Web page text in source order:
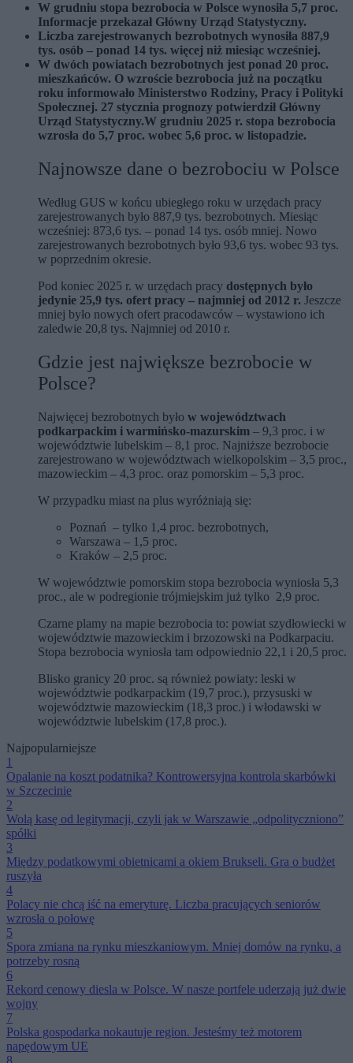
W grudniu stopa bezrobocia w Polsce wynosiła 5,7 proc.
Informacje przekazał Główny Urząd Statystyczny.
Liczba zarejestrowanych bezrobotnych wynosiła 887,9
tys. osób – ponad 14 tys. więcej niż miesiąc wcześniej.
W dwóch powiatach bezrobotnych jest ponad 20 proc.
mieszkańców. O wzroście bezrobocia już na początku
roku informowało Ministerstwo Rodziny, Pracy i Polityki
Społecznej. 27 stycznia prognozy potwierdził Główny
Urząd Statystyczny.W grudniu 2025 r. stopa bezrobocia
wzrosła do 5,7 proc. wobec 5,6 proc. w listopadzie.
Najnowsze dane o bezrobociu w Polsce
Według GUS w końcu ubiegłego roku w urzędach pracy
zarejestrowanych było 887,9 tys. bezrobotnych. Miesiąc
wcześniej: 873,6 tys. – ponad 14 tys. osób mniej. Nowo
zarejestrowanych bezrobotnych było 93,6 tys. wobec 93 tys.
w poprzednim okresie.
Pod koniec 2025 r. w urzędach pracy dostępnych było
jedynie 25,9 tys. ofert pracy – najmniej od 2012 r. Jeszcze
mniej było nowych ofert pracodawców – wystawiono ich
zaledwie 20,8 tys. Najmniej od 2010 r.
Gdzie jest największe bezrobocie w
Polsce?
Najwięcej bezrobotnych było w województwach
podkarpackim i warmińsko-mazurskim – 9,3 proc. i w
województwie lubelskim – 8,1 proc. Najniższe bezrobocie
zarejestrowano w województwach wielkopolskim – 3,5 proc.,
mazowieckim – 4,3 proc. oraz pomorskim – 5,3 proc.
W przypadku miast na plus wyróżniają się:
Poznań – tylko 1,4 proc. bezrobotnych,
Warszawa – 1,5 proc.
Kraków – 2,5 proc.
W województwie pomorskim stopa bezrobocia wyniosła 5,3
proc., ale w podregionie trójmiejskim już tylko 2,9 proc.
Czarne plamy na mapie bezrobocia to: powiat szydłowiecki w
województwie mazowieckim i brzozowski na Podkarpaciu.
Stopa bezrobocia wyniosła tam odpowiednio 22,1 i 20,5 proc.
Blisko granicy 20 proc. są również powiaty: leski w
województwie podkarpackim (19,7 proc.), przysuski w
województwie mazowieckim (18,3 proc.) i włodawski w
województwie lubelskim (17,8 proc.).
Najpopularniejsze
1
Opalanie na koszt podatnika? Kontrowersyjna kontrola skarbówki
w Szczecinie
2
Wolą kasę od legitymacji, czyli jak w Warszawie „odpolityczniono”
spółki
3
Między podatkowymi obietnicami a okiem Brukseli. Gra o budżet
ruszyła
4
Polacy nie chcą iść na emeryturę. Liczba pracujących seniorów
wzrosła o połowę
5
Spora zmiana na rynku mieszkaniowym. Mniej domów na rynku, a
potrzeby rosną
6
Rekord cenowy diesla w Polsce. W nasze portfele uderzają już dwie
wojny
7
Polska gospodarka nokautuje region. Jesteśmy też motorem
napędowym UE
8